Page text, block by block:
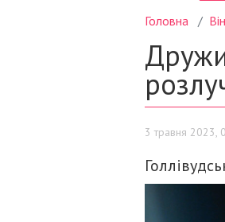
Головна
3 травня 2023,